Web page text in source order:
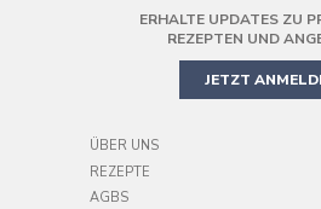
PRÄZISIONS-
ERHALTE UPDATES ZU
REZEPTEN UND
JETZT
ÜBER UNS
REZEPTE
AGBS